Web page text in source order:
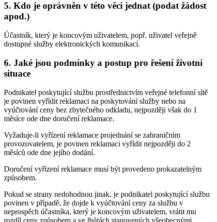
5. Kdo je oprávněn v této věci jednat (podat žádost
apod.)
Účastník, který je koncovým uživatelem, popř. uživatel veřejně
dostupné služby elektronických komunikací.
6. Jaké jsou podmínky a postup pro řešení životní
situace
Podnikatel poskytující službu prostřednictvím veřejné telefonní sítě
je povinen vyřídit reklamaci na poskytování služby nebo na
vyúčtování ceny bez zbytečného odkladu, nejpozději však do 1
měsíce ode dne doručení reklamace.
Vyžaduje-li vyřízení reklamace projednání se zahraničním
provozovatelem, je povinen reklamaci vyřídit nejpozději do 2
měsíců ode dne jejího dodání.
Doručení vyřízení reklamace musí být provedeno prokazatelným
způsobem.
Pokud se strany nedohodnou jinak, je podnikatel poskytující službu
povinen v případě, že dojde k vyúčtování ceny za službu v
neprospěch účastníka, který je koncovým uživatelem, vrátit mu
rozdíl ceny způsobem a ve lhůtách stanovených všeobecnými